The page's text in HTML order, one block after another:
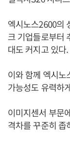
엑시노스2600의
크 기업들로부터
대도 커지고 있다.
이와 함께 엑시노
가능성도 유력하
이미지센서 부문
격차를 꾸준히 좁